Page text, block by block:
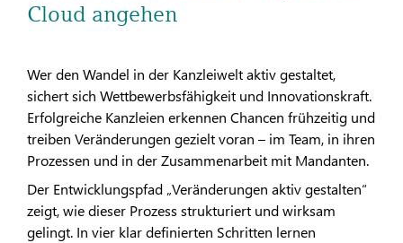
Cloud angehen
Wer den Wandel in der Kanzleiwelt aktiv gestaltet,
sichert sich Wettbewerbsfähigkeit und Innovationskraft.
Erfolgreiche Kanzleien erkennen Chancen frühzeitig und
treiben Veränderungen gezielt voran – im Team, in ihren
Prozessen und in der Zusammenarbeit mit Mandanten.
Der Entwicklungspfad „Veränderungen aktiv gestalten“
zeigt, wie dieser Prozess strukturiert und wirksam
gelingt. In vier klar definierten Schritten lernen